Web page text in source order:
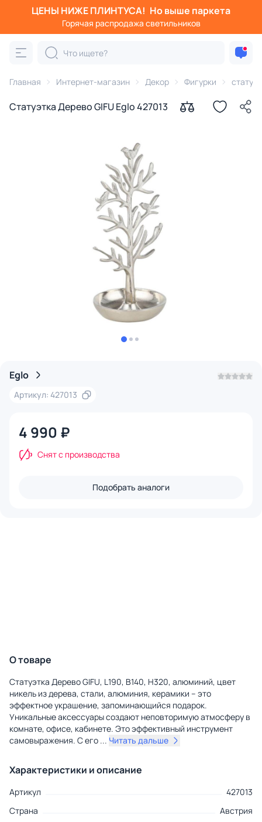
ЦЕНЫ НИЖЕ ПЛИНТУСА! Но выше паркета
Горячая распродажа светильников
Главная Интернет-магазин Декор Фигурки
Статуэтка Дерево GIFU Eglo 427013
Eglo
Артикул: 427013
4 990 ₽
Снят с производства
Подобрать аналоги
О товаре
Статуэтка Дерево GIFU, L190, B140, H320, алюминий, цвет
никель из дерева, стали, алюминия, керамики – это
эффектное украшение, запоминающийся подарок.
Уникальные аксессуары создают неповторимую атмосферу в
комнате, офисе, кабинете. Это эффективный инструмент
самовыражения. С его ... Читать дальше
Характеристики и описание
Артикул
427013
Страна
Австрия